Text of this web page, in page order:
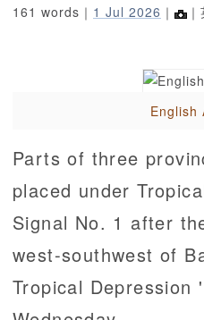
161 words｜ 1 Jul 2026 ｜
English
Parts of three
placed under
Signal No. 1 after
west-southwest of
Tropical Depression